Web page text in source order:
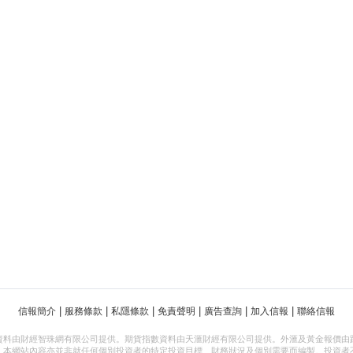
信報簡介 服務條款 私隱條款 免責聲明 廣告查詢 加入信報 聯絡信報
料由財經智珠網有限公司提供。期貨指數資料由天滙財經有限公司提供。外滙及黃金報價由
網站內容亦並非就任何個別投資者的特定投資目標、財務狀況及個別需要而編製。投資